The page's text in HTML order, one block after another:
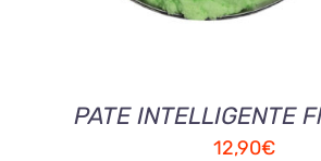
PATE INTELLIGENTE
12,90€